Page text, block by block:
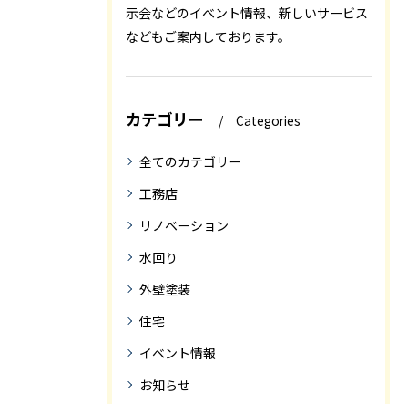
示会などのイベント情報、新しいサービス
などもご案内しております。
カテゴリー Categories
全てのカテゴリー
工務店
リノベーション
水回り
外壁塗装
住宅
イベント情報
お知らせ